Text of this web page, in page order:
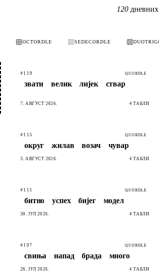
120
OCTORDLE SEDECORDLE
#119 QUORDLE
звати велик лијек ствар
7. АВГУСТ 2026. 4 ТАБЛИ
#115 QUORDLE
округ жилав возач чувар
3. АВГУСТ 2026. 4 ТАБЛИ
#111 QUORDLE
битно успех бијег модел
30. ЈУЛ 2026. 4 ТАБЛИ
#107 QUORDLE
свиња напад брада много
26. ЈУЛ 2026. 4 ТАБЛИ